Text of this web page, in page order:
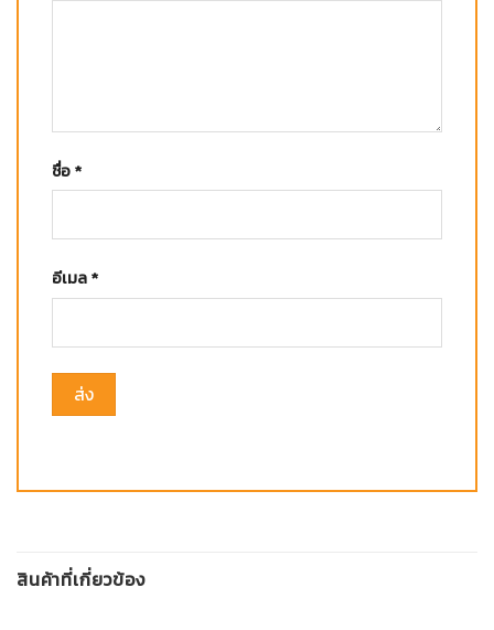
ชื่อ*
อีเมล*
สินค้าที่เกี่ยวข้อง